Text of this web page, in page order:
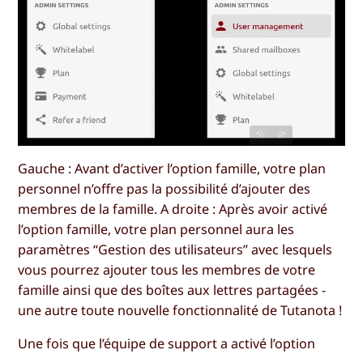
Gauche : Avant d’activer l’option famille, votre plan
personnel n’offre pas la possibilité d’ajouter des
membres de la famille. A droite : Après avoir activé
l’option famille, votre plan personnel aura les
paramètres “Gestion des utilisateurs” avec lesquels
vous pourrez ajouter tous les membres de votre
famille ainsi que des boîtes aux lettres partagées -
une autre toute nouvelle fonctionnalité de Tutanota !
Une fois que l’équipe de support a activé l’option